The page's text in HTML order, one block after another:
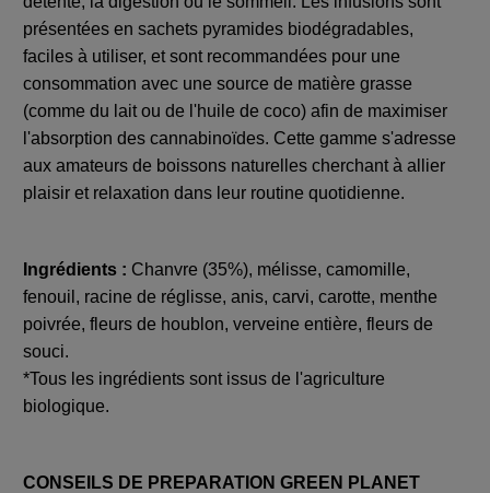
présentées en sachets pyramides biodégradables,
faciles à utiliser, et sont recommandées pour une
consommation avec une source de matière grasse
(comme du lait ou de l'huile de coco) afin de maximiser
l'absorption des cannabinoïdes. Cette gamme s'adresse
aux amateurs de boissons naturelles cherchant à allier
plaisir et relaxation dans leur routine quotidienne.
Ingrédients : Chanvre (35%), mélisse, camomille,
fenouil, racine de réglisse, anis, carvi, carotte, menthe
poivrée, fleurs de houblon, verveine entière, fleurs de
souci.
*Tous les ingrédients sont issus de l'agriculture
biologique.
CONSEILS DE PREPARATION GREEN PLANET